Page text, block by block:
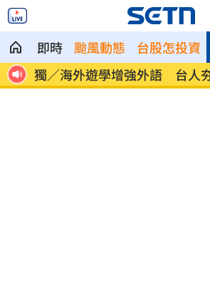
即時 颱風動態 台股怎投資
30
獨／海外遊學增強外語 台人
加